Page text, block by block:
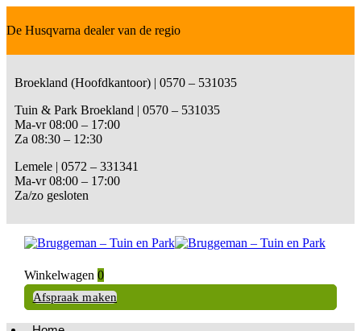
De Husqvarna dealer van de regio
Broekland (Hoofdkantoor) | 0570 – 531035
Tuin & Park Broekland | 0570 – 531035
Ma-vr 08:00 – 17:00
Za 08:30 – 12:30
Lemele | 0572 – 331341
Ma-vr 08:00 – 17:00
Za/zo gesloten
Winkelwagen 0
Afspraak maken